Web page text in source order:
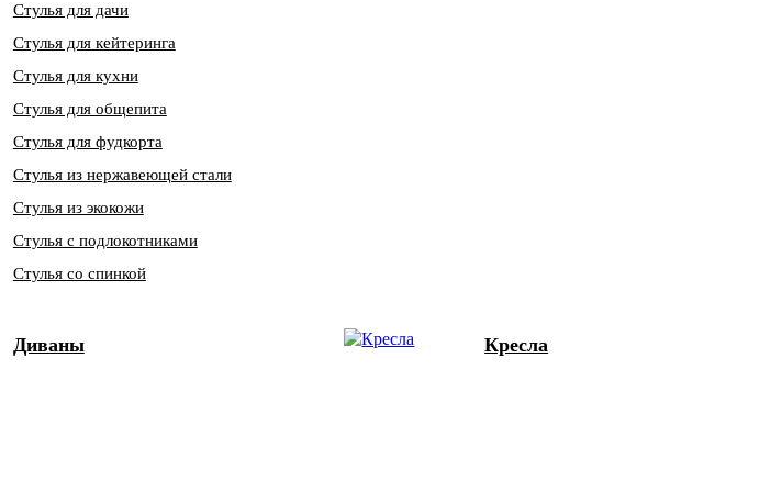
Стулья для дачи
Стулья для кейтеринга
Стулья для кухни
Стулья для общепита
Стулья для фудкорта
Стулья из нержавеющей стали
Стулья из экокожи
Стулья с подлокотниками
Стулья со спинкой
Диваны Кресла